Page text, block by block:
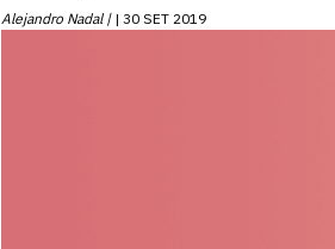
Alejandro Nadal | 30 SET 2019